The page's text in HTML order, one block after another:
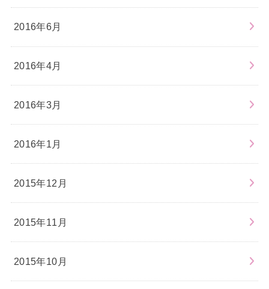
2016年6月
2016年4月
2016年3月
2016年1月
2015年12月
2015年11月
2015年10月